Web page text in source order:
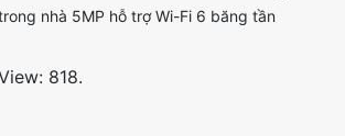
nhà 5MP hỗ trợ Wi-Fi 6 băng tần
818.